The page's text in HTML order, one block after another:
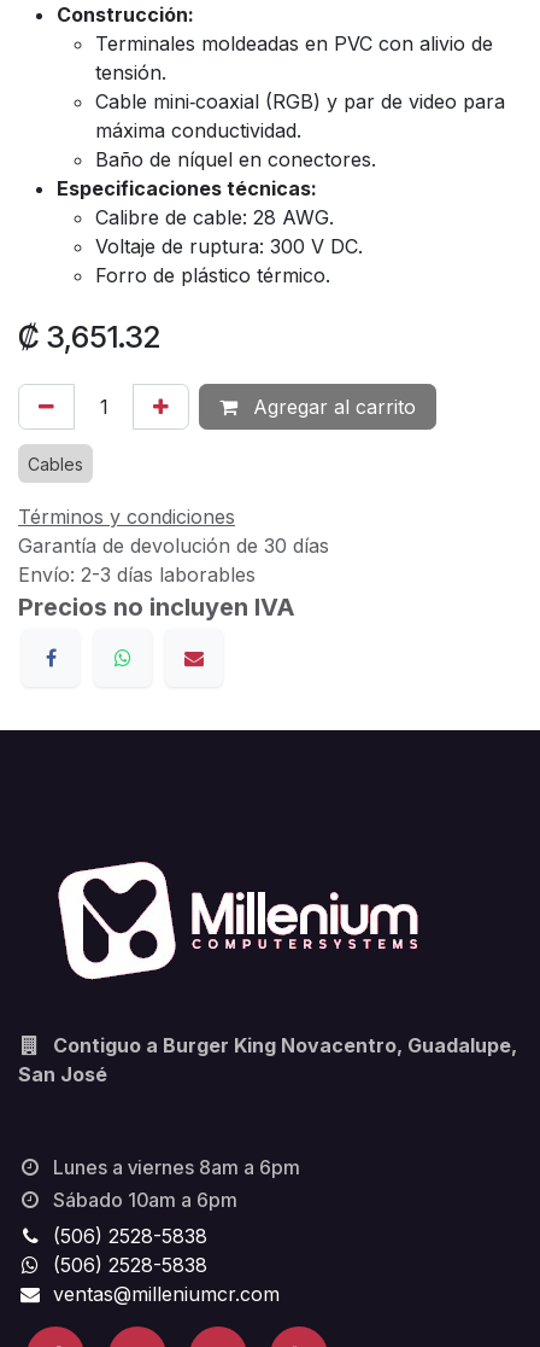
Construcción:
Terminales moldeadas en PVC con alivio de
tensión.
Cable mini‑coaxial (RGB) y par de video para
máxima conductividad.
Baño de níquel en conectores.
Especificaciones técnicas:
Calibre de cable: 28 AWG.
Voltaje de ruptura: 300 V DC.
Forro de plástico térmico.
₡ 3,651.32
Agregar al carrito
Cables
Términos y condiciones
Garantía de devolución de 30 días
Envío: 2-3 días laborables
Precios no incluyen IVA
Contiguo a Burger King Novacentro, Guadalupe,
San José
Lunes a viernes 8am a 6pm
Sábado 10am a 6pm
(506) 2528-5838
(506) 2528-5838
ventas@milleniumcr.com